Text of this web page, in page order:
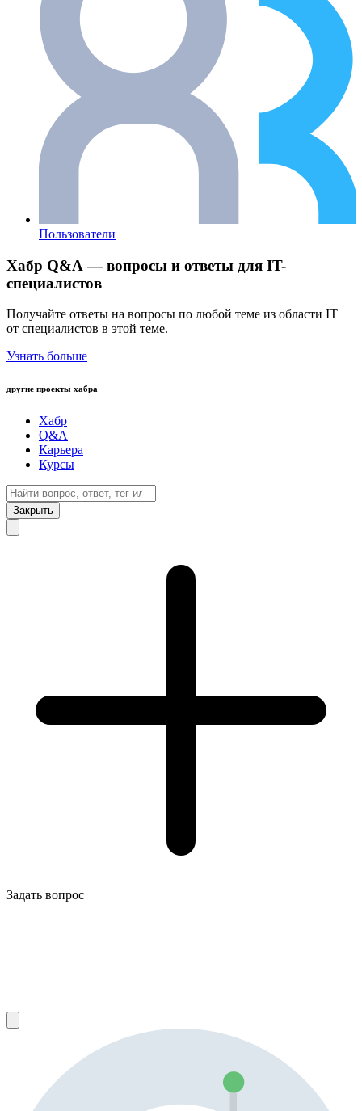
Пользователи
Хабр Q&A — вопросы и ответы для IT-
специалистов
Получайте ответы на вопросы по любой теме из области IT
от специалистов в этой теме.
Узнать больше
другие проекты хабра
Хабр
Q&A
Карьера
Курсы
Закрыть
Задать вопрос